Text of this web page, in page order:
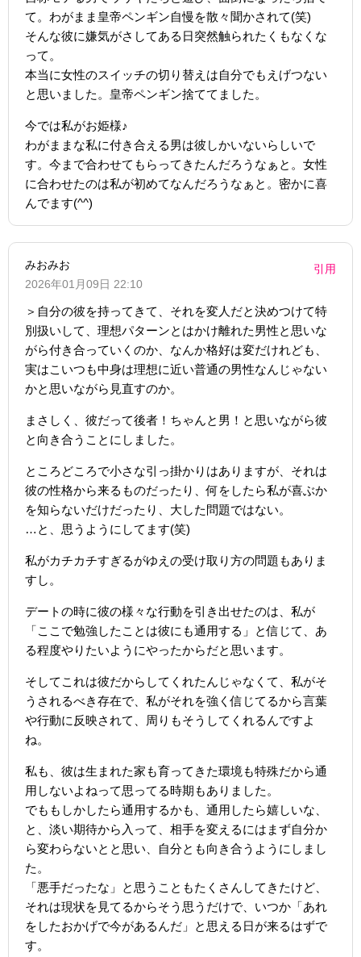
て。わがまま皇帝ペンギン自慢を散々聞かされて(笑)
そんな彼に嫌気がさしてある日突然触られたくもなくな
って。
本当に女性のスイッチの切り替えは自分でもえげつない
と思いました。皇帝ペンギン捨ててました。
今では私がお姫様♪
わがままな私に付き合える男は彼しかいないらしいで
す。今まで合わせてもらってきたんだろうなぁと。女性
に合わせたのは私が初めてなんだろうなぁと。密かに喜
んでます(^^)
みおみお
2026年01月09日 22:10
引用
＞自分の彼を持ってきて、それを変人だと決めつけて特
別扱いして、理想パターンとはかけ離れた男性と思いな
がら付き合っていくのか、なんか格好は変だけれども、
実はこいつも中身は理想に近い普通の男性なんじゃない
かと思いながら見直すのか。
まさしく、彼だって後者！ちゃんと男！と思いながら彼
と向き合うことにしました。
ところどころで小さな引っ掛かりはありますが、それは
彼の性格から来るものだったり、何をしたら私が喜ぶか
を知らないだけだったり、大した問題ではない。
…と、思うようにしてます(笑)
私がカチカチすぎるがゆえの受け取り方の問題もありま
すし。
デートの時に彼の様々な行動を引き出せたのは、私が
「ここで勉強したことは彼にも通用する」と信じて、あ
る程度やりたいようにやったからだと思います。
そしてこれは彼だからしてくれたんじゃなくて、私がそ
うされるべき存在で、私がそれを強く信じてるから言葉
や行動に反映されて、周りもそうしてくれるんですよ
ね。
私も、彼は生まれた家も育ってきた環境も特殊だから通
用しないよねって思ってる時期もありました。
でももしかしたら通用するかも、通用したら嬉しいな、
と、淡い期待から入って、相手を変えるにはまず自分か
ら変わらないとと思い、自分とも向き合うようにしまし
た。
「悪手だったな」と思うこともたくさんしてきたけど、
それは現状を見てるからそう思うだけで、いつか「あれ
をしたおかげで今があるんだ」と思える日が来るはずで
す。